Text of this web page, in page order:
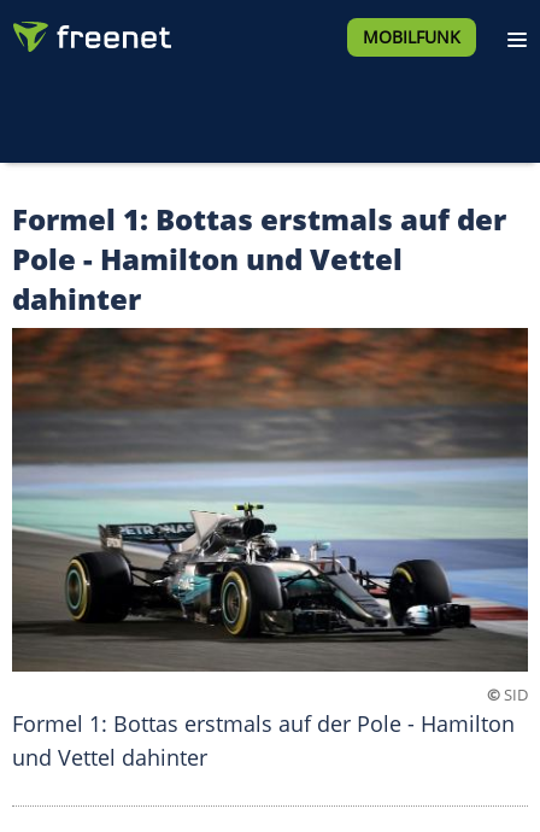
MOBILFUNK
Formel 1: Bottas erstmals auf der
Pole - Hamilton und Vettel
dahinter
©SID
Formel 1: Bottas erstmals auf der Pole - Hamilton
und Vettel dahinter